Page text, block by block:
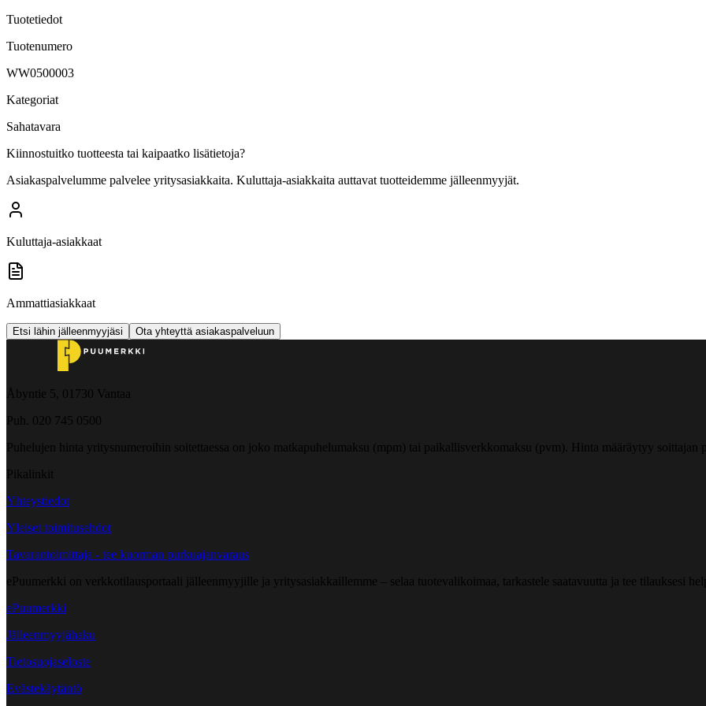
Tuotetiedot
Tuotenumero
WW0500003
Kategoriat
Sahatavara
Kiinnostuitko tuotteesta tai kaipaatko lisätietoja?
Asiakaspalvelumme palvelee yritysasiakkaita. Kuluttaja-asiakkaita auttavat tuotteidemme jälleenmyyjät.
Kuluttaja-asiakkaat
Ammattiasiakkaat
Etsi lähin jälleenmyyjäsi Ota yhteyttä asiakaspalveluun
Åbyntie 5, 01730 Vantaa
Puh. 020 745 0500
Puhelujen hinta yritysnumeroihin soitettaessa on joko matkapuhelumaksu (mpm) tai paikallisverkkomaksu (pvm). Hinta määräytyy soittajan
Pikalinkit
Yhteystiedot
Yleiset toimitusehdot
Tavarantoimittaja - tee kuorman purkuajanvaraus
ePuumerkki on verkkotilausportaali jälleenmyyjille ja yritysasiakkaillemme – selaa tuotevalikoimaa, tarkastele saatavuutta ja tee tilauksesi
ePuumerkki
Jälleenmyyjähaku
Tietosuojaseloste
Evästekäytäntö